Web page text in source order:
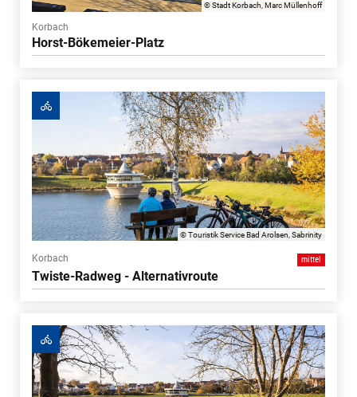
© Stadt Korbach, Marc Müllenhoff
Korbach
Horst-Bökemeier-Platz
© Touristik Service Bad Arolsen, Sabrinity
Korbach mittel
Twiste-Radweg - Alternativroute